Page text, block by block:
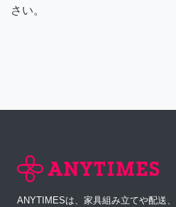
さい。
ANYTIMESは、家具組み立てや配送